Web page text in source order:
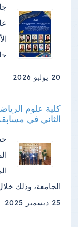
20 يوليو 2026
كلية علوم
الثاني في
الجامعة، وذلك
25 ديسمبر 2025